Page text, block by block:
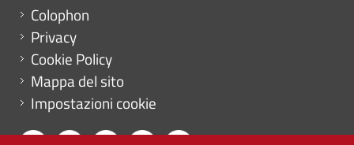
Menu footer
Colophon
Privacy
Cookie Policy
Mappa del sito
Impostazioni cookie